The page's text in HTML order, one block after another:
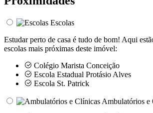
Escolas
Estudar perto de casa é tudo de bom! Aqui
escolas mais próximas deste imóvel:
Colégio Marista Conceição
Escola Estadual Protásio Alves
Escola St. Patrick
Ambulatórios e